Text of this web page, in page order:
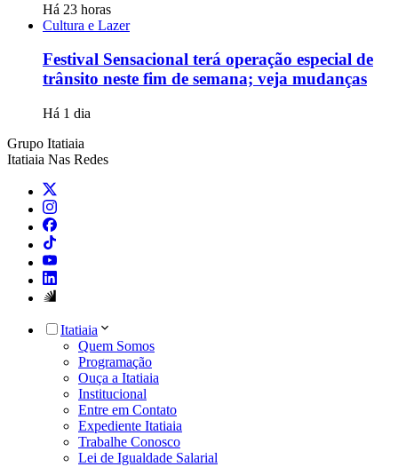
Há 23 horas
Cultura e Lazer
Festival Sensacional terá operação especial de
trânsito neste fim de semana; veja mudanças
Há 1 dia
Grupo Itatiaia
Itatiaia Nas Redes
Itatiaia
Quem Somos
Programação
Ouça a Itatiaia
Institucional
Entre em Contato
Expediente Itatiaia
Trabalhe Conosco
Lei de Igualdade Salarial